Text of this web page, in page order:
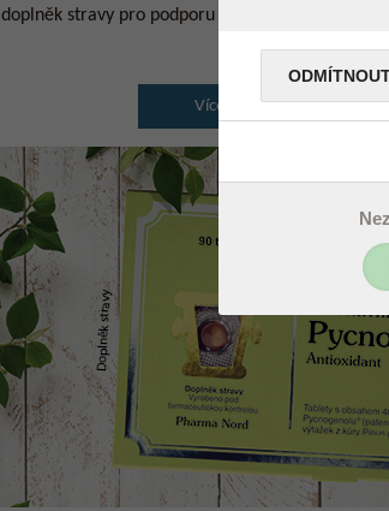
doplněk stravy pro podporu krevního oběhu a
Více o Bioaktivním